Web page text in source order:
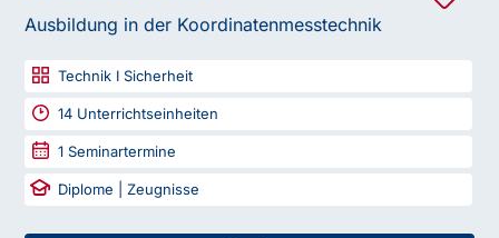
Ausbildung in der Koordinatenmesstechnik
Technik I Sicherheit
14 Unterrichtseinheiten
1 Seminartermine
Diplome | Zeugnisse